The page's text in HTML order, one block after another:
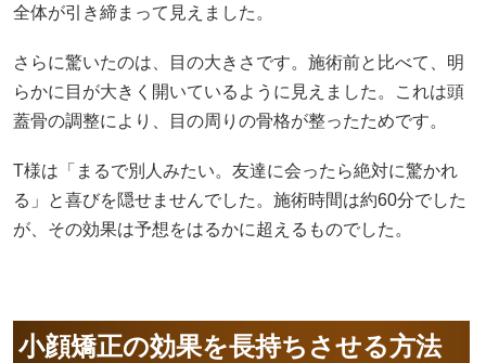
全体が引き締まって見えました。
さらに驚いたのは、目の大きさです。施術前と比べて、明
らかに目が大きく開いているように見えました。これは頭
蓋骨の調整により、目の周りの骨格が整ったためです。
T様は「まるで別人みたい。友達に会ったら絶対に驚かれ
る」と喜びを隠せませんでした。施術時間は約60分でした
が、その効果は予想をはるかに超えるものでした。
小顔矯正の効果を長持ちさせる方法